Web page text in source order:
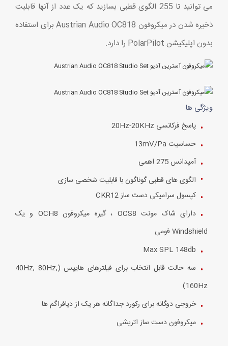
می توانید تا 255 الگوی قطبی بسازید که یک عدد از آنها قابلیت
ذخیره شدن در میکروفون Austrian Audio OC818 برای استفاده
بدون اپلیکیشن PolarPilot را دارد.
ویژگی ها
پاسخ فرکانسی 20Hz-20KHz
حساسیت 13mV/Pa
آمپدانس 275 اهمی
الگوی های قطبی گوناگون با قابلیت شخصی سازی
کپسول سرامیکی دست ساز CKR12
دارای شاک مونت OCS8 ، گیره میکروفون OCH8 و یک
Windshield فومی
Max SPL 148db
سه حالت قابل انتخاب برای فیلترهای هایپس (40Hz, 80Hz,
160Hz)
خروجی دوگانه برای رکورد جداگانه هر یک از دیافراگم ها
میکروفون دست ساز اتریشی